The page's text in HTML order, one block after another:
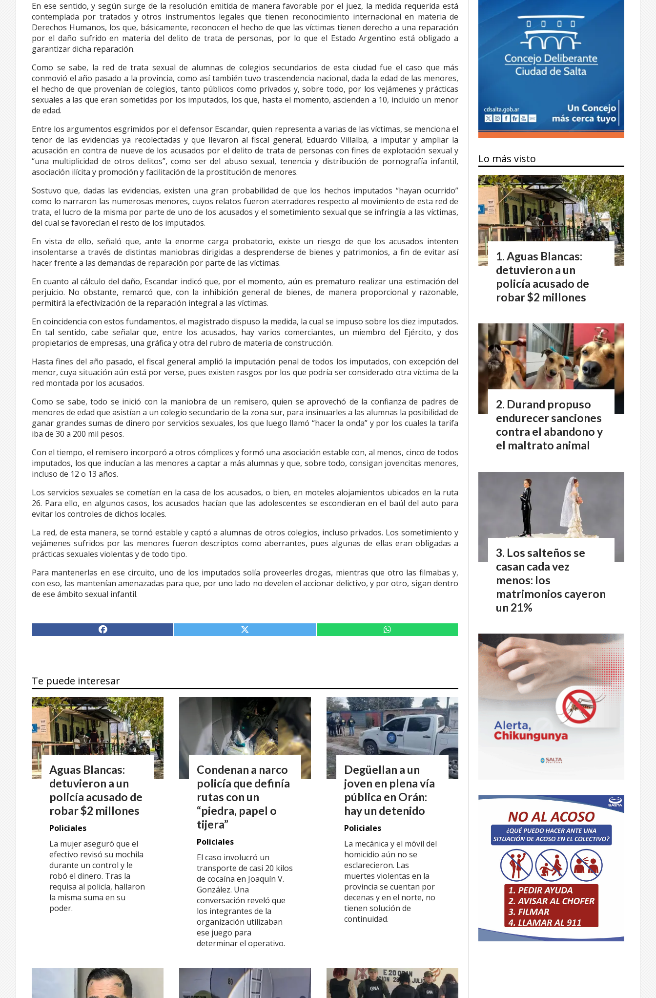
En ese sentido, y según surge de la resolución emitida de manera favorable por el juez, la medida requerida está
contemplada por tratados y otros instrumentos legales que tienen reconocimiento internacional en materia de
Derechos Humanos, los que, básicamente, reconocen el hecho de que las víctimas tienen derecho a una reparación
por el daño sufrido en materia del delito de trata de personas, por lo que el Estado Argentino está obligado a
garantizar dicha reparación.
Como se sabe, la red de trata sexual de alumnas de colegios secundarios de esta ciudad fue el caso que más
conmovió el año pasado a la provincia, como así también tuvo trascendencia nacional, dada la edad de las menores,
el hecho de que provenían de colegios, tanto públicos como privados y, sobre todo, por los vejámenes y prácticas
sexuales a las que eran sometidas por los imputados, los que, hasta el momento, ascienden a 10, incluido un menor
de edad.
Entre los argumentos esgrimidos por el defensor Escandar, quien representa a varias de las víctimas, se menciona el
tenor de las evidencias ya recolectadas y que llevaron al fiscal general, Eduardo Villalba, a imputar y ampliar la
acusación en contra de nueve de los acusados por el delito de trata de personas con fines de explotación sexual y
“una multiplicidad de otros delitos”, como ser del abuso sexual, tenencia y distribución de pornografía infantil,
asociación ilícita y promoción y facilitación de la prostitución de menores.
Sostuvo que, dadas las evidencias, existen una gran probabilidad de que los hechos imputados “hayan ocurrido”
como lo narraron las numerosas menores, cuyos relatos fueron aterradores respecto al movimiento de esta red de
trata, el lucro de la misma por parte de uno de los acusados y el sometimiento sexual que se infringía a las víctimas,
del cual se favorecían el resto de los imputados.
En vista de ello, señaló que, ante la enorme carga probatorio, existe un riesgo de que los acusados intenten
insolentarse a través de distintas maniobras dirigidas a desprenderse de bienes y patrimonios, a fin de evitar así
hacer frente a las demandas de reparación por parte de las víctimas.
En cuanto al cálculo del daño, Escandar indicó que, por el momento, aún es prematuro realizar una estimación del
perjuicio. No obstante, remarcó que, con la inhibición general de bienes, de manera proporcional y razonable,
permitirá la efectivización de la reparación integral a las víctimas.
En coincidencia con estos fundamentos, el magistrado dispuso la medida, la cual se impuso sobre los diez imputados.
En tal sentido, cabe señalar que, entre los acusados, hay varios comerciantes, un miembro del Ejército, y dos
propietarios de empresas, una gráfica y otra del rubro de materia de construcción.
Hasta fines del año pasado, el fiscal general amplió la imputación penal de todos los imputados, con excepción del
menor, cuya situación aún está por verse, pues existen rasgos por los que podría ser considerado otra víctima de la
red montada por los acusados.
Como se sabe, todo se inició con la maniobra de un remisero, quien se aprovechó de la confianza de padres de
menores de edad que asistían a un colegio secundario de la zona sur, para insinuarles a las alumnas la posibilidad de
ganar grandes sumas de dinero por servicios sexuales, los que luego llamó “hacer la onda” y por los cuales la tarifa
iba de 30 a 200 mil pesos.
Con el tiempo, el remisero incorporó a otros cómplices y formó una asociación estable con, al menos, cinco de todos
imputados, los que inducían a las menores a captar a más alumnas y que, sobre todo, consigan jovencitas menores,
incluso de 12 o 13 años.
Los servicios sexuales se cometían en la casa de los acusados, o bien, en moteles alojamientos ubicados en la ruta
26. Para ello, en algunos casos, los acusados hacían que las adolescentes se escondieran en el baúl del auto para
evitar los controles de dichos locales.
La red, de esta manera, se tornó estable y captó a alumnas de otros colegios, incluso privados. Los sometimiento y
vejámenes sufridos por las menores fueron descriptos como aberrantes, pues algunas de ellas eran obligadas a
prácticas sexuales violentas y de todo tipo.
Para mantenerlas en ese circuito, uno de los imputados solía proveerles drogas, mientras que otro las filmabas y,
con eso, las mantenían amenazadas para que, por uno lado no develen el accionar delictivo, y por otro, sigan dentro
de ese ámbito sexual infantil.
Te puede interesar
Aguas Blancas:
detuvieron a un
policía acusado de
robar $2 millones
Policiales
La mujer aseguró que el
efectivo revisó su mochila
durante un control y le
robó el dinero. Tras la
requisa al policía, hallaron
la misma suma en su
poder.
Condenan a narco
policía que definía
rutas con un
“piedra, papel o
tijera”
Policiales
El caso involucró un
transporte de casi 20 kilos
de cocaína en Joaquín V.
González. Una
conversación reveló que
los integrantes de la
organización utilizaban
ese juego para
determinar el operativo.
Degüellan a un
joven en plena vía
pública en Orán:
hay un detenido
Policiales
La mecánica y el móvil del
homicidio aún no se
esclarecieron. Las
muertes violentas en la
provincia se cuentan por
decenas y en el norte, no
tienen solución de
continuidad.
Lo más visto
Aguas Blancas:
detuvieron a un
policía acusado de
robar $2 millones
Durand propuso
endurecer sanciones
contra el abandono y
el maltrato animal
Los salteños se
casan cada vez
menos: los
matrimonios cayeron
un 21%